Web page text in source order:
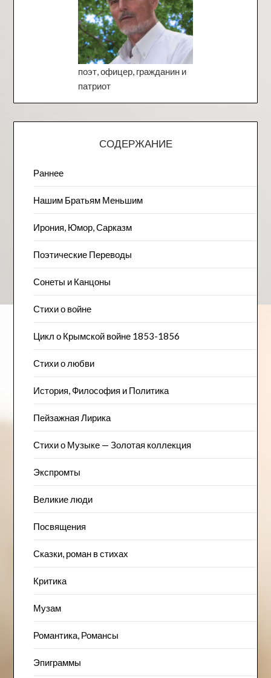
поэт, офицер, гражданин и
патриот
СОДЕРЖАНИЕ
Раннее
Нашим Братьям Меньшим
Ирония, Юмор, Сарказм
Поэтические Переводы
Сонеты и Канцоны
Стихи о войне
Цикл о Крымской войне 1853-1856
Стихи о любви
История, Философия и Политика
Пейзажна​я Лирика
Стихи о Музыке — Золотая коллекция
Экспромты
Великие люди
Посвящения
Сказки, роман в стихах
Критика
Музам
Романтика, Романсы
Эпиграммы